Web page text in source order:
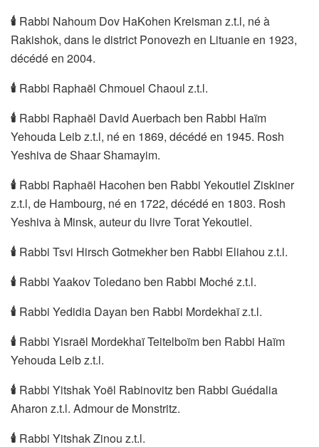
🕯 Rabbi Nahoum Dov HaKohen Kreisman z.t.l, né à
Rakishok, dans le district Ponovezh en Lituanie en 1923,
décédé en 2004.
🕯 Rabbi Raphaël Chmouel Chaoul z.t.l.
🕯 Rabbi Raphaël David Auerbach ben Rabbi Haïm
Yehouda Leib z.t.l, né en 1869, décédé en 1945. Rosh
Yeshiva de Shaar Shamayim.
🕯 Rabbi Raphaël Hacohen ben Rabbi Yekoutiel Ziskiner
z.t.l, de Hambourg, né en 1722, décédé en 1803. Rosh
Yeshiva à Minsk, auteur du livre Torat Yekoutiel.
🕯 Rabbi Tsvi Hirsch Gotmekher ben Rabbi Eliahou z.t.l.
🕯 Rabbi Yaakov Toledano ben Rabbi Moché z.t.l.
🕯 Rabbi Yedidia Dayan ben Rabbi Mordekhaï z.t.l.
🕯 Rabbi Yisraël Mordekhaï Teitelboïm ben Rabbi Haïm
Yehouda Leib z.t.l.
🕯 Rabbi Yitshak Yoël Rabinovitz ben Rabbi Guédalia
Aharon z.t.l. Admour de Monstritz.
🕯 Rabbi Yitshak Zinou z.t.l.